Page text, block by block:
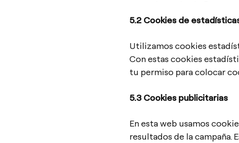
5.2 Cookies de
Utilizamos cookies
Con estas cookies
tu permiso para colocar
5.3 Cookies publicitarias
En esta web usamos
resultados de la campaña.